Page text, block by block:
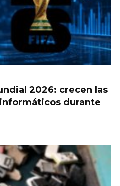
2026: crecen las
durante